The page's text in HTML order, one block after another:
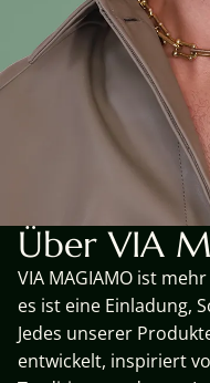
Über VIA
VIA MAGIAMO ist
es ist eine Einladung,
Jedes unserer
entwickelt, inspiriert